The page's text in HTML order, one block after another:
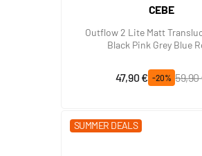
CEBE
Outflow 2 Lite Matt
Black Pink Grey Blue
Prix spécial
47,90 € -20%
Prix normal
59,90
SUMMER DEALS